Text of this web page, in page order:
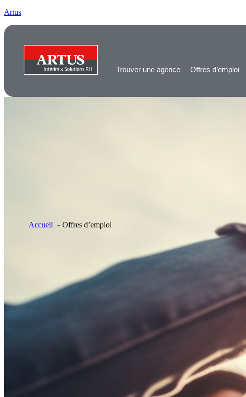
Artus
Trouver une agence
Offres d’emploi
Accueil Offres d’emploi